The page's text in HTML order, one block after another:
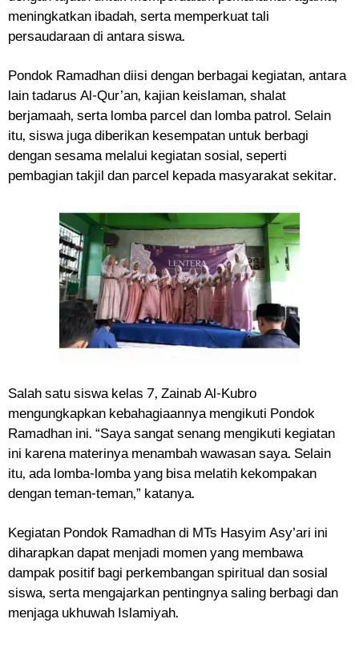
meningkatkan ibadah, serta memperkuat tali
persaudaraan di antara siswa.
Pondok Ramadhan diisi dengan berbagai kegiatan, antara
lain tadarus Al-Qur’an, kajian keislaman, shalat
berjamaah, serta lomba parcel dan lomba patrol. Selain
itu, siswa juga diberikan kesempatan untuk berbagi
dengan sesama melalui kegiatan sosial, seperti
pembagian takjil dan parcel kepada masyarakat sekitar.
Salah satu siswa kelas 7, Zainab Al-Kubro
mengungkapkan kebahagiaannya mengikuti Pondok
Ramadhan ini. “Saya sangat senang mengikuti kegiatan
ini karena materinya menambah wawasan saya. Selain
itu, ada lomba-lomba yang bisa melatih kekompakan
dengan teman-teman,” katanya.
Kegiatan Pondok Ramadhan di MTs Hasyim Asy’ari ini
diharapkan dapat menjadi momen yang membawa
dampak positif bagi perkembangan spiritual dan sosial
siswa, serta mengajarkan pentingnya saling berbagi dan
menjaga ukhuwah Islamiyah.